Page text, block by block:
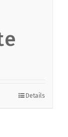
Details